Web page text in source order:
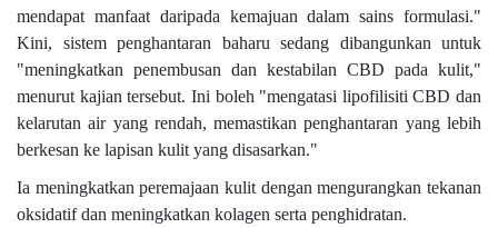
mendapat manfaat daripada kemajuan dalam sains formulasi."
Kini, sistem penghantaran baharu sedang dibangunkan untuk
"meningkatkan penembusan dan kestabilan CBD pada kulit,"
menurut kajian tersebut. Ini boleh "mengatasi lipofilisiti CBD dan
kelarutan air yang rendah, memastikan penghantaran yang lebih
berkesan ke lapisan kulit yang disasarkan."
Ia meningkatkan peremajaan kulit dengan mengurangkan tekanan
oksidatif dan meningkatkan kolagen serta penghidratan.